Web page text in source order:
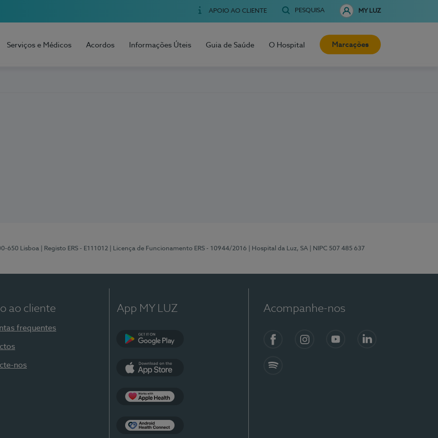
APOIO AO CLIENTE PESQUISA MY LUZ
Serviços e Médicos Acordos Informações Úteis Guia de Saúde O Hospital Marcações
650 Lisboa | Registo ERS - E111012 | Licença de Funcionamento ERS - 10944/2016 | Hospital da Luz, SA | NIPC 507 485 637
ao cliente
frequentes
nos
App MY LUZ Acompanhe-nos